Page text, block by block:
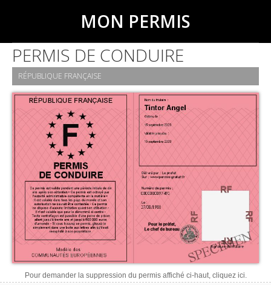
MON PERMIS
PERMIS DE CONDUIRE
RÉPUBLIQUE FRANÇAISE
Pour demander la suppression du permis affiché ci-haut, cliquez ici.